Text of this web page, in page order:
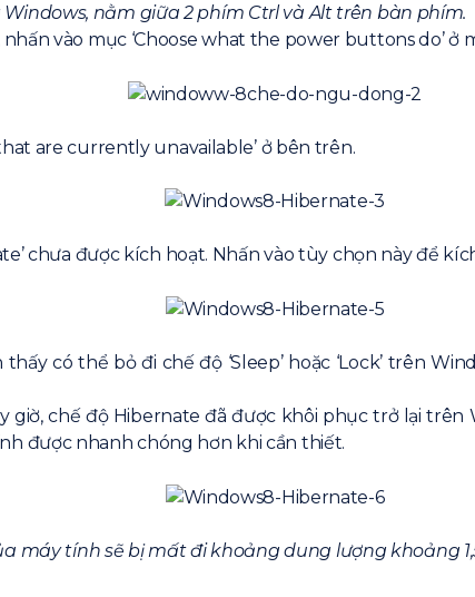
nằm giữa 2 phím Ctrl và Alt trên bàn phím.
vào mục ‘Choose what the power buttons do’ ở
are currently unavailable’ ở bên trên.
chưa được kích hoạt. Nhấn vào tùy chọn này để
có thể bỏ đi chế độ ‘Sleep’ hoặc ‘Lock’ trên
giờ, chế độ Hibernate đã được khôi phục trở lại
được nhanh chóng hơn khi cần thiết.
máy tính sẽ bị mất đi khoảng dung lượng khoảng